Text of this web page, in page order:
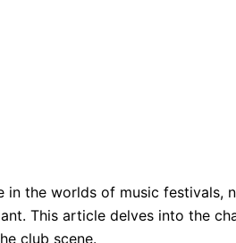
the worlds of music festivals,
This article delves into the
club scene.